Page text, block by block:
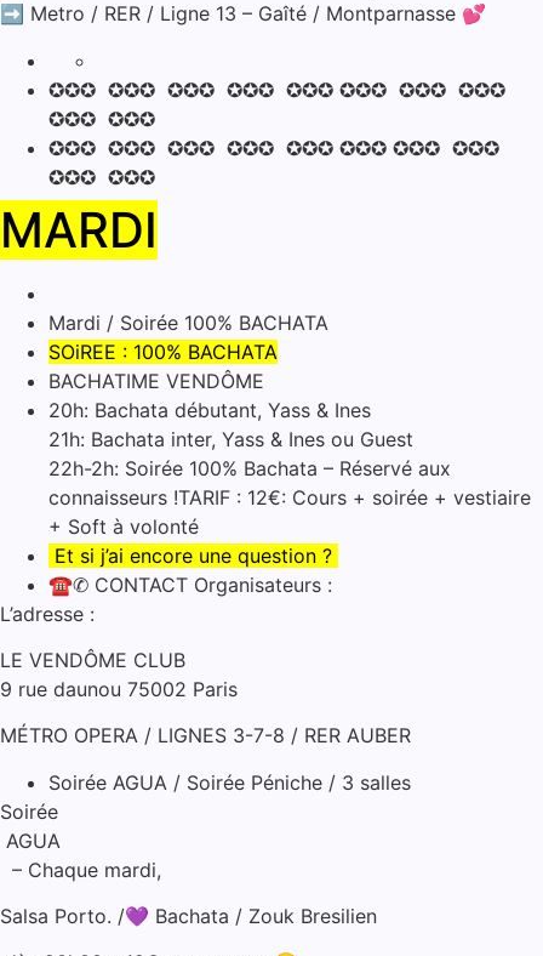
➡️ Metro / RER / Ligne 13 – Gaîté / Montparnasse 💕
✪✪✪ ✪✪✪ ✪✪✪ ✪✪✪ ✪✪✪ ✪✪✪ ✪✪✪ ✪✪✪
✪✪✪ ✪✪✪
✪✪✪ ✪✪✪ ✪✪✪ ✪✪✪ ✪✪✪ ✪✪✪ ✪✪✪ ✪✪✪
✪✪✪ ✪✪✪
MARDI
Mardi / Soirée 100% BACHATA
SOiREE : 100% BACHATA
BACHATIME VENDÔME
20h: Bachata débutant, Yass & Ines
21h: Bachata inter, Yass & Ines ou Guest
22h-2h: Soirée 100% Bachata – Réservé aux
connaisseurs !TARIF : 12€: Cours + soirée + vestiaire
+ Soft à volonté
Et si j’ai encore une question ?
☎✆ CONTACT Organisateurs :
L’adresse :
LE VENDÔME CLUB
9 rue daunou 75002 Paris
MÉTRO OPERA / LIGNES 3-7-8 / RER AUBER
Soirée AGUA / Soirée Péniche / 3 salles
Soirée
AGUA
– Chaque mardi,
Salsa Porto. /💜 Bachata / Zouk Bresilien